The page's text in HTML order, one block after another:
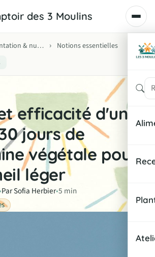
des 3 Moulins
Alimentation & nutrition ›
Notions essentielles
efficacité d'une
jours de
végétale pour
léger
Par Sofia Herbier•5 min